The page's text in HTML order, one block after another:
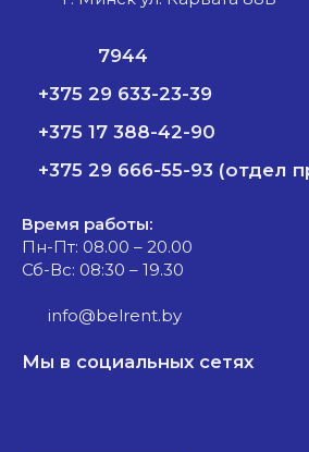
7944
+375 29 633-23-39
+375 17 388-42-90
+375 29 666-55-93 (отдел
Время работы:
Пн-Пт: 08.00 – 20.00
Сб-Вс: 08:30 – 19.30
info@belrent.by
Мы в социальных сетях